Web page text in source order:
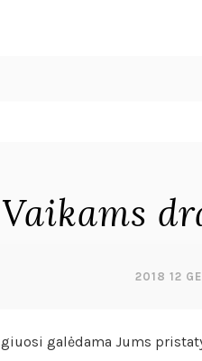
Vaikams
2018 12
galėdama Jums